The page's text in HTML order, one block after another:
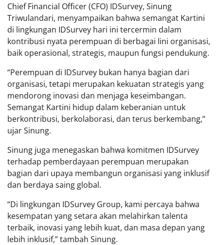
Chief Financial Officer (CFO) IDSurvey, Sinung
Triwulandari, menyampaikan bahwa semangat Kartini
di lingkungan IDSurvey hari ini tercermin dalam
kontribusi nyata perempuan di berbagai lini organisasi,
baik operasional, strategis, maupun fungsi pendukung.
“Perempuan di IDSurvey bukan hanya bagian dari
organisasi, tetapi merupakan kekuatan strategis yang
mendorong inovasi dan menjaga keseimbangan.
Semangat Kartini hidup dalam keberanian untuk
berkontribusi, berkolaborasi, dan terus berkembang,”
ujar Sinung.
Sinung juga menegaskan bahwa komitmen IDSurvey
terhadap pemberdayaan perempuan merupakan
bagian dari upaya membangun organisasi yang inklusif
dan berdaya saing global.
“Di lingkungan IDSurvey Group, kami percaya bahwa
kesempatan yang setara akan melahirkan talenta
terbaik, inovasi yang lebih kuat, dan masa depan yang
lebih inklusif,” tambah Sinung.